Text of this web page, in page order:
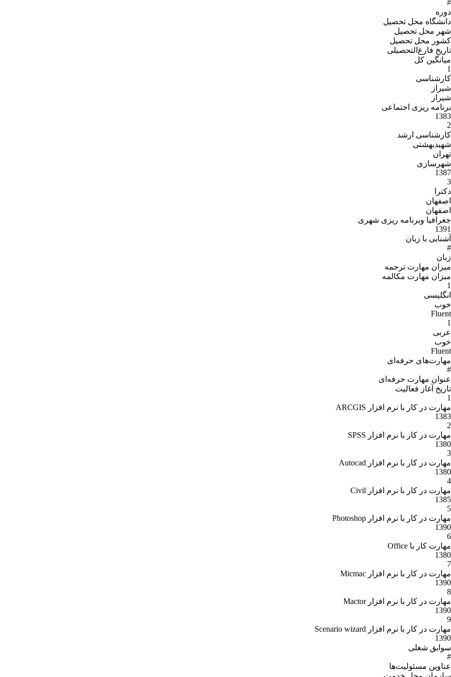
#
دوره
دانشگاه محل تحصیل
شهر محل تحصیل
کشور محل تحصیل
تاریخ فارغ‌التحصیلى
میانگین کل
1
کارشناسی
شیراز
شیراز
برنامه ریزی اجتماعی
1383
2
کارشناسی ارشد
شهیدبهشتی
تهران
شهرسازی
1387
3
دکترا
اصفهان
اصفهان
جغرافیا وبرنامه ریزی شهری
1391
آشنایی با زبان
#
زبان
میزان مهارت ترجمه
میزان مهارت مکالمه
1
انگلیسی
خوب
Fluent
1
عربی
خوب
Fluent
مهارت‌های حرفه‌ای
#
عنوان مهارت‌ حرفه‌اى
تاریخ آغاز فعالیت
1
مهارت در کار با نرم افزار ARCGIS
1383
2
مهارت در کار با نرم افزار SPSS
1380
3
مهارت در کار با نرم افزار Autocad
1380
4
مهارت در کار با نرم افزار Civil
1385
5
مهارت در کار با نرم افزار Photoshop
1390
6
مهارت کار با Office
1380
7
مهارت در کار با نرم افزار Micmac
1390
8
مهارت در کار با نرم افزار Mactor
1390
9
مهارت در کار با نرم افزار Scenario wizard
1390
سوابق شغلی
#
عناوین مسئولیت‌ها